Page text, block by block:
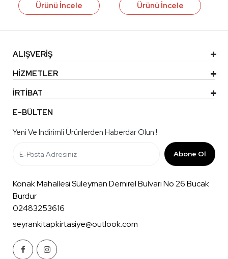
Ürünü İncele Ürünü İncele
ALIŞVERİŞ
HİZMETLER
İRTİBAT
E-BÜLTEN
Yeni Ve Indirimli Ürünlerden Haberdar Olun !
Abone Ol
Konak Mahallesi Süleyman Demirel Bulvarı No 26 Bucak
Burdur
02483253616
seyrankitapkirtasiye@outlook.com